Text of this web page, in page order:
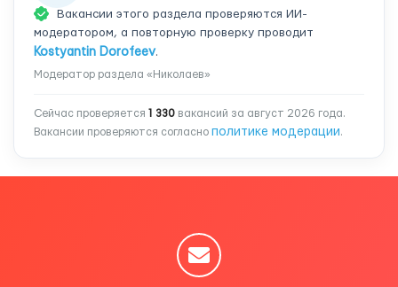
Вакансии этого раздела проверяются ИИ-
модератором, а повторную проверку проводит
Kostyantin Dorofeev.
Модератор раздела «Николаев»
Сейчас проверяется 1 330 вакансий за август 2026 года.
Вакансии проверяются согласно политике модерации.